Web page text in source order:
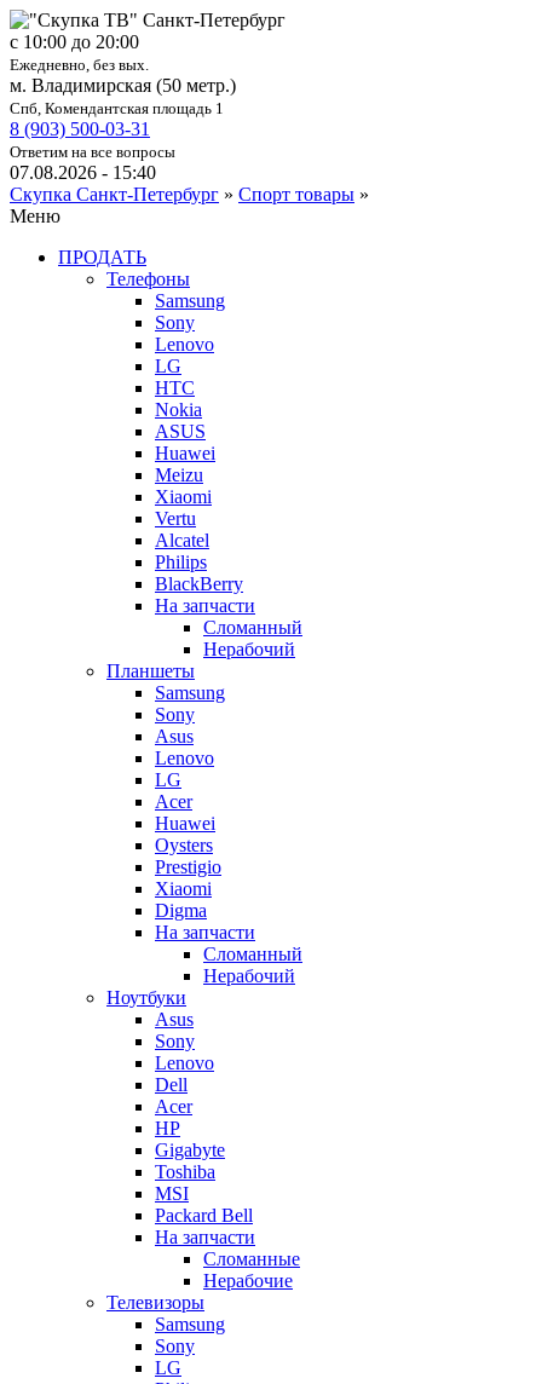
c 10:00 до 20:00
Ежедневно, без вых.
м. Владимирская (50 метр.)
Спб, Комендантская площадь 1
8 (903) 500-03-31
Ответим на все вопросы
07.08.2026 - 15:40
Скупка Санкт-Петербург » Спорт товары »
Меню
ПРОДАТЬ
Телефоны
Samsung
Sony
Lenovo
LG
HTC
Nokia
ASUS
Huawei
Meizu
Xiaomi
Vertu
Alcatel
Philips
BlackBerry
На запчасти
Сломанный
Нерабочий
Планшеты
Samsung
Sony
Asus
Lenovo
LG
Acer
Huawei
Oysters
Prestigio
Xiaomi
Digma
На запчасти
Сломанный
Нерабочий
Ноутбуки
Asus
Sony
Lenovo
Dell
Acer
HP
Gigabyte
Toshiba
MSI
Packard Bell
На запчасти
Сломанные
Нерабочие
Телевизоры
Samsung
Sony
LG